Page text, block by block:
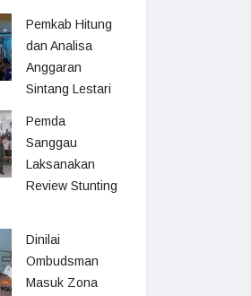
Pemkab Hitung
dan Analisa
Anggaran
Sintang Lestari
Pemda
Sanggau
Laksanakan
Review Stunting
Dinilai
Ombudsman
Masuk Zona